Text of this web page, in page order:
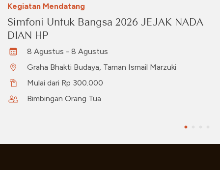
Kegiatan Mendatang
Simfoni Untuk Bangsa 2026 JEJAK NADA
DIAN HP
8 Agustus - 8 Agustus
Graha Bhakti Budaya, Taman Ismail Marzuki
Mulai dari Rp 300.000
Bimbingan Orang Tua